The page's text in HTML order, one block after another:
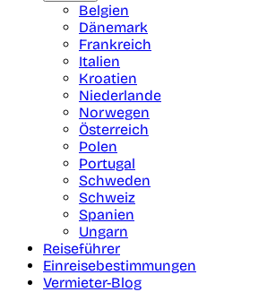
Belgien
Dänemark
Frankreich
Italien
Kroatien
Niederlande
Norwegen
Österreich
Polen
Portugal
Schweden
Schweiz
Spanien
Ungarn
Reiseführer
Einreisebestimmungen
Vermieter-Blog